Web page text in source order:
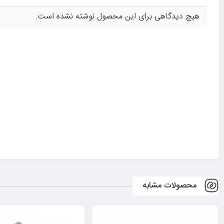
هیچ دیدگاهی برای این محصول نوشته نشده است.
محصولات مشابه